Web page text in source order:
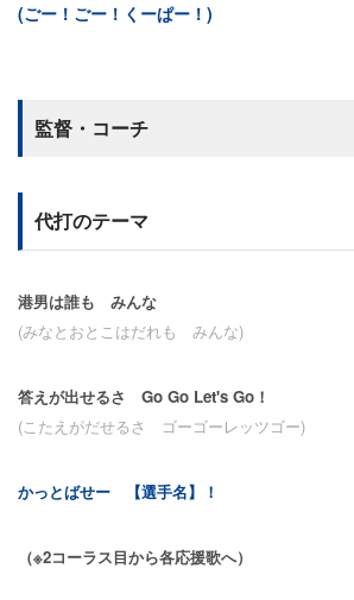
(ごー！ごー！くーぱー！)
監督・コーチ
代打のテーマ
港男は誰も みんな
(みなとおとこはだれも みんな)
答えが出せるさ Go Go Let's Go！
(こたえがだせるさ ゴーゴーレッツゴー)
かっとばせー 【選手名】！
（※2コーラス目から各応援歌へ）